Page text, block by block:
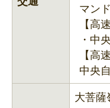
マン
【高
・中
【高
中央
大菩薩